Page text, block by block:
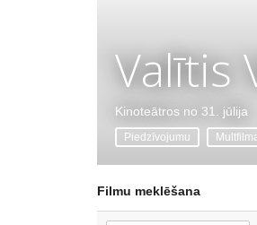
Valītis
Kinoteātros no 31. jūlija
Piedzīvojumu
Filmu meklēšana